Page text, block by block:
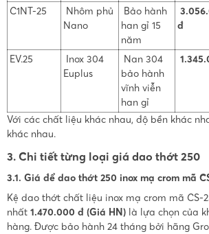
C1NT-25
Nhôm phủ
Nano
Bảo hành
han gỉ 15
năm
đ
EV.25
Inox 304
Euplus
Nan 304
bảo hành
vĩnh viễn
han gỉ
Với các chất liệu khác nhau, độ bền khác
khác nhau.
3. Chi tiết từng loại giá dao thớt 250
3.1. Giá để dao thớt 250 inox mạ crom mã
Kệ dao thớt chất liệu inox mạ crom mã CS-
nhất 1.470.000 đ (Giá HN)là lựa chọn của
hàng. Được bảo hành 24 tháng bởi hãng